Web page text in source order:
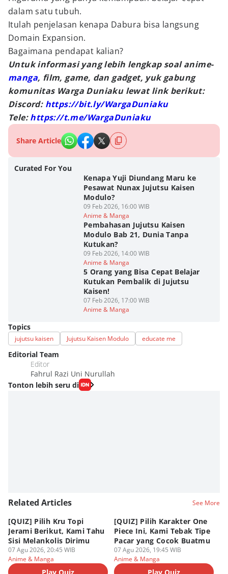
dalam satu tubuh.
Itulah penjelasan kenapa Dabura bisa langsung
Domain Expansion.
Bagaimana pendapat kalian?
Untuk informasi yang lebih lengkap soal anime-
manga, film, game, dan gadget, yuk gabung
komunitas Warga Duniaku lewat link berikut:
Discord: https://bit.ly/WargaDuniaku
Tele:https://t.me/WargaDuniaku
Share Article
Curated For You
Kenapa Yuji Diundang Maru ke
Pesawat Nunax Jujutsu Kaisen
Modulo?
09 Feb 2026, 16:00 WIB
Anime & Manga
Pembahasan Jujutsu Kaisen
Modulo Bab 21, Dunia Tanpa
Kutukan?
09 Feb 2026, 14:00 WIB
Anime & Manga
5 Orang yang Bisa Cepat Belajar
Kutukan Pembalik di Jujutsu
Kaisen!
07 Feb 2026, 17:00 WIB
Anime & Manga
Topics
jujutsu kaisen Jujutsu Kaisen Modulo educate me
Editorial Team
Editor
Fahrul Razi Uni Nurullah
Tonton lebih seru di
Related Articles See More
[QUIZ] Pilih Kru Topi
Jerami Berikut, Kami Tahu
Sisi Melankolis Dirimu
07 Agu 2026, 20:45 WIB
Anime & Manga
[QUIZ] Pilih Karakter One
Piece Ini, Kami Tebak Tipe
Pacar yang Cocok Buatmu
07 Agu 2026, 19:45 WIB
Anime & Manga